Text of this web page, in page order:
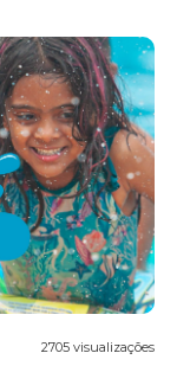
2705 visualizações